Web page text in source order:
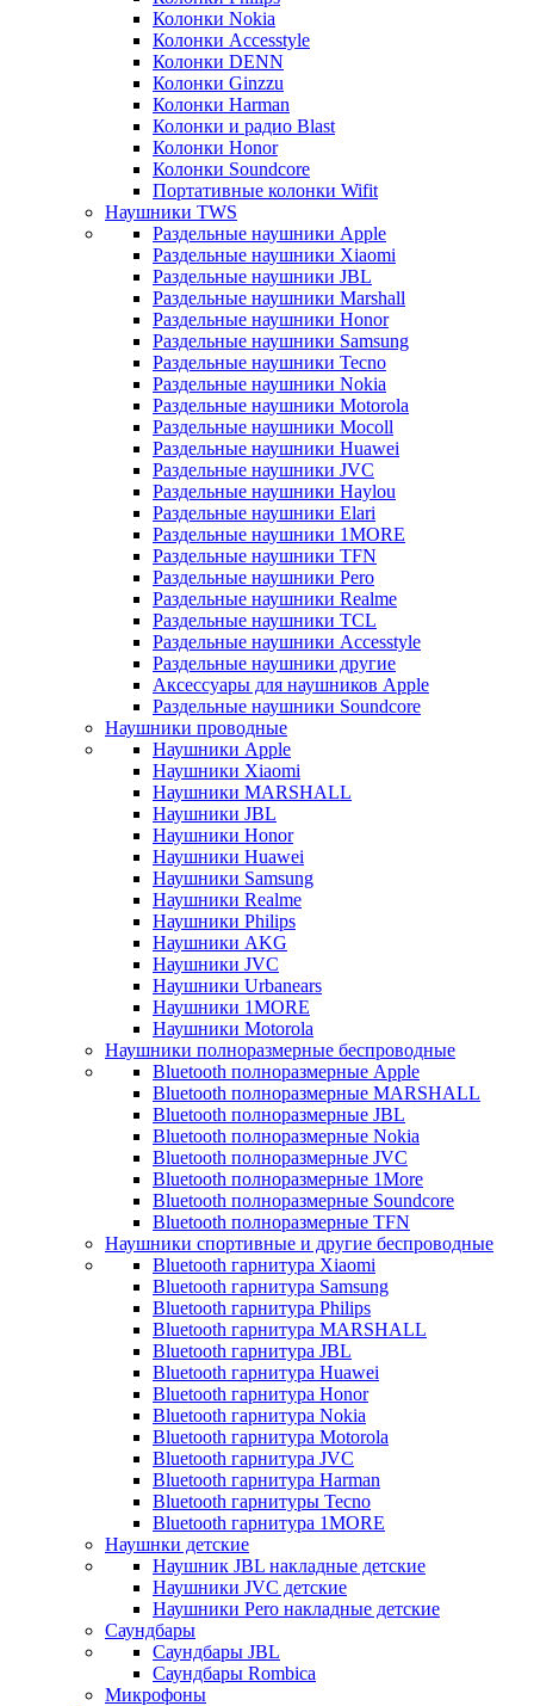
Колонки Nokia
Колонки Accesstyle
Колонки DENN
Колонки Ginzzu
Колонки Harman
Колонки и радио Blast
Колонки Honor
Колонки Soundcore
Портативные колонки Wifit
Наушники TWS
Раздельные наушники Apple
Раздельные наушники Xiaomi
Раздельные наушники JBL
Раздельные наушники Marshall
Раздельные наушники Honor
Раздельные наушники Samsung
Раздельные наушники Tecno
Раздельные наушники Nokia
Раздельные наушники Motorola
Раздельные наушники Mocoll
Раздельные наушники Huawei
Раздельные наушники JVC
Раздельные наушники Haylou
Раздельные наушники Elari
Раздельные наушники 1MORE
Раздельные наушники TFN
Раздельные наушники Pero
Раздельные наушники Realme
Раздельные наушники TCL
Раздельные наушники Accesstyle
Раздельные наушники другие
Аксессуары для наушников Apple
Раздельные наушники Soundcore
Наушники проводные
Наушники Apple
Наушники Xiaomi
Наушники MARSHALL
Наушники JBL
Наушники Honor
Наушники Huawei
Наушники Samsung
Наушники Realme
Наушники Philips
Наушники AKG
Наушники JVC
Наушники Urbanears
Наушники 1MORE
Наушники Motorola
Наушники полноразмерные беспроводные
Bluetooth полноразмерные Apple
Bluetooth полноразмерные MARSHALL
Bluetooth полноразмерные JBL
Bluetooth полноразмерные Nokia
Bluetooth полноразмерные JVC
Bluetooth полноразмерные 1More
Bluetooth полноразмерные Soundcore
Bluetooth полноразмерные TFN
Наушники спортивные и другие беспроводные
Bluetooth гарнитура Xiaomi
Bluetooth гарнитура Samsung
Bluetooth гарнитура Philips
Bluetooth гарнитура MARSHALL
Bluetooth гарнитура JBL
Bluetooth гарнитура Huawei
Bluetooth гарнитура Honor
Bluetooth гарнитура Nokia
Bluetooth гарнитура Motorola
Bluetooth гарнитура JVC
Bluetooth гарнитура Harman
Bluetooth гарнитуры Tecno
Bluetooth гарнитура 1MORE
Наушнки детские
Наушник JBL накладные детские
Наушники JVC детские
Наушники Pero накладные детские
Саундбары
Саундбары JBL
Саундбары Rombica
Микрофоны